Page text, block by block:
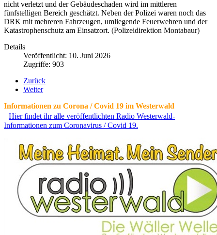
nicht verletzt und der Gebäudeschaden wird im mittleren
fünfstelligen Bereich geschätzt. Neben der Polizei waren noch das
DRK mit mehreren Fahrzeugen, umliegende Feuerwehren und der
Katastrophenschutz am Einsatzort. (Polizeidirektion Montabaur)
Details
Veröffentlicht: 10. Juni 2026
Zugriffe: 903
Zurück
Weiter
Informationen zu Corona / Covid 19 im Westerwald
Hier findet ihr alle veröffentlichten Radio Westerwald-
Informationen zum Coronavirus / Covid 19.